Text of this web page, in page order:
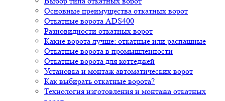
Основные преимущества откатных ворот
Откатные ворота ADS400
Разновидности откатных ворот
Какие ворота лучше: откатные или распашные
Откатные ворота в промышленности
Откатные ворота для коттеджей
Установка и монтаж автоматических ворот
Как выбирать откатные ворота?
Технология изготовления и монтажа откатных